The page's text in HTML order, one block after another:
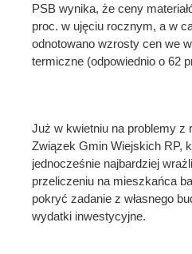
PSB wynika, że ceny
proc. w ujęciu rocznym, a w
odnotowano wzrosty cen we
termiczne (odpowiednio o 62
Już w kwietniu na problemy z
Związek Gmin Wiejskich RP,
jednocześnie najbardziej
przeliczeniu na mieszkańca
pokryć zadanie z własnego
wydatki inwestycyjne.